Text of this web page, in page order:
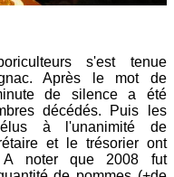
s'est tenue
Après le mot de
de silence a été
décédés. Puis les
à l'unanimité de
et le trésorier ont
noter que 2008 fut